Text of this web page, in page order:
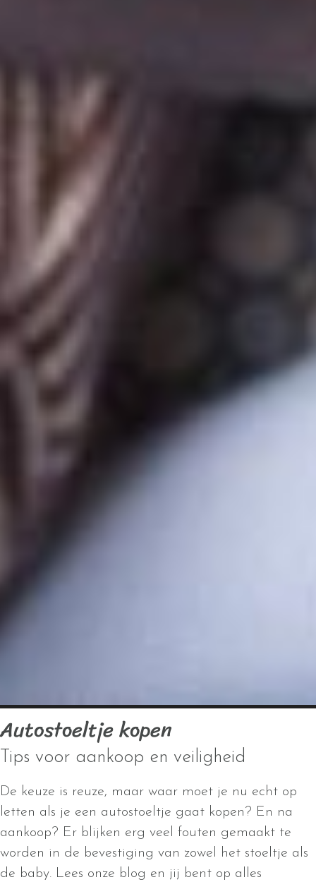
Autostoeltje kopen
Tips voor aankoop en veiligheid
De keuze is reuze, maar waar moet je nu echt op
letten als je een autostoeltje gaat kopen? En na
aankoop? Er blijken erg veel fouten gemaakt te
worden in de bevestiging van zowel het stoeltje als
de baby. Lees onze blog en jij bent op alles